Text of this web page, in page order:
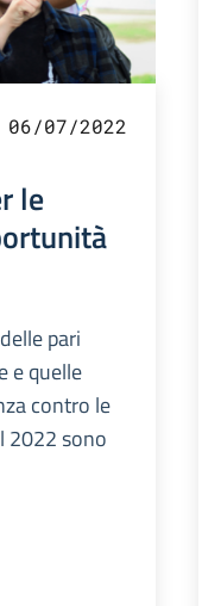
06/07/2022
le
pari
e quelle
contro le
2022 sono